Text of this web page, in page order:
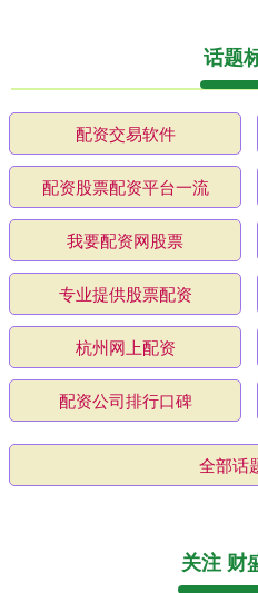
话题
配资交易软件
配资股票配资平台一流
我要配资网股票
专业提供股票配资
杭州网上配资
配资公司排行口碑
全部话
关注 财